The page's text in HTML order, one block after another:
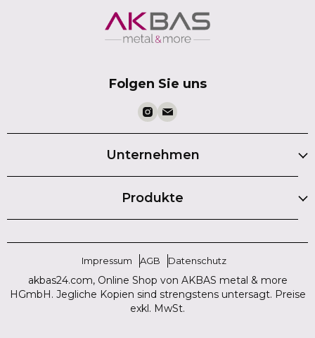
Folgen Sie uns
Unternehmen
Produkte
Impressum AGB Datenschutz
akbas24.com, Online Shop von AKBAS metal & more
HGmbH. Jegliche Kopien sind strengstens untersagt. Preise
exkl. MwSt.